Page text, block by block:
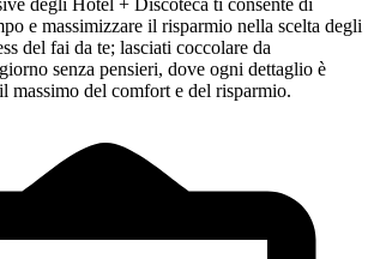
degli Hotel + Discoteca ti consente di
e massimizzare il risparmio nella scelta degli
del fai da te; lasciati coccolare da
senza pensieri, dove ogni dettaglio è
massimo del comfort e del risparmio.